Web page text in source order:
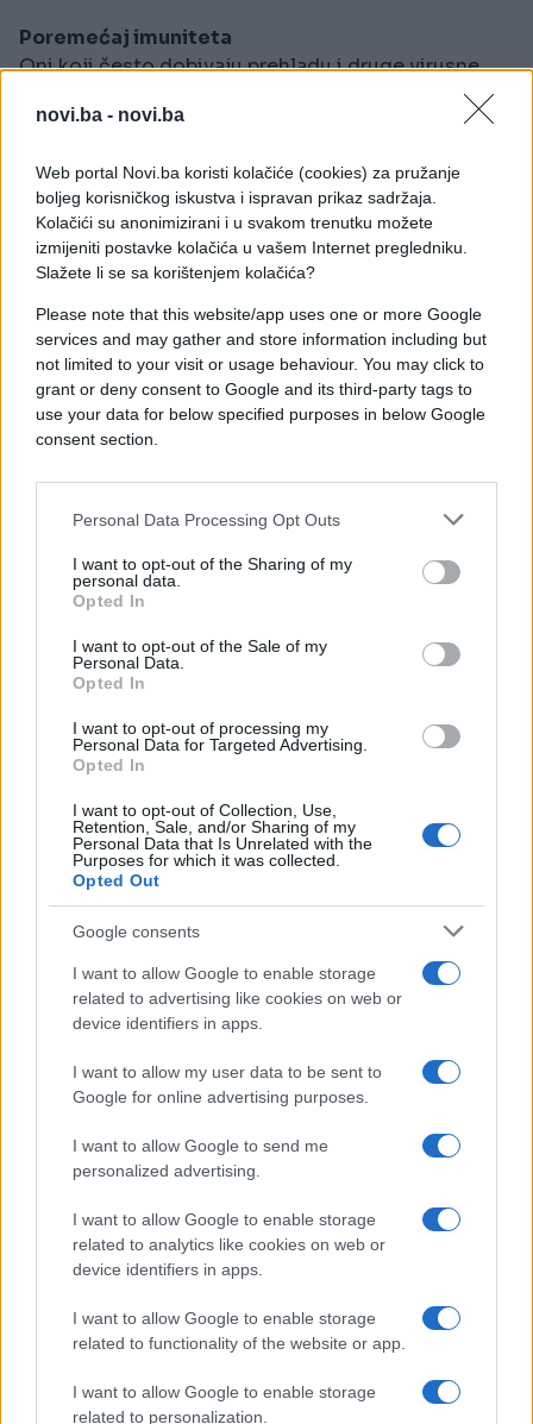
novi.ba - novi.ba
Web portal Novi.ba koristi kolačiće (cookies) za pružanje
boljeg korisničkog iskustva i ispravan prikaz sadržaja.
Kolačići su anonimizirani i u svakom trenutku možete
izmijeniti postavke kolačića u vašem Internet pregledniku.
Slažete li se sa korištenjem kolačića?
Please note that this website/app uses one or more Google
services and may gather and store information including but
not limited to your visit or usage behaviour. You may click to
grant or deny consent to Google and its third-party tags to
use your data for below specified purposes in below Google
consent section.
Personal Data Processing Opt Outs
I want to opt-out of the Sharing of my
personal data.
Opted In
I want to opt-out of the Sale of my
Personal Data.
Opted In
I want to opt-out of processing my
Personal Data for Targeted Advertising.
Opted In
I want to opt-out of Collection, Use,
Retention, Sale, and/or Sharing of my
Personal Data that Is Unrelated with the
Purposes for which it was collected.
Opted Out
Google consents
I want to allow Google to enable storage
related to advertising like cookies on web or
device identifiers in apps.
I want to allow my user data to be sent to
Google for online advertising purposes.
I want to allow Google to send me
personalized advertising.
I want to allow Google to enable storage
related to analytics like cookies on web or
device identifiers in apps.
I want to allow Google to enable storage
related to functionality of the website or app.
I want to allow Google to enable storage
related to personalization.
Poremećaj imuniteta
Oni koji često dobivaju prehladu i druge virusne
nedostatak vitamina C. Ali malo njih zna da jetra
sustava. Naime, što je zdravija jetra, to se bolje bori
protiv virusa i bakterija.
Apneja
Apneja je poremećaj spavanja kada se zaustavlja ili
nakratko prekine disanje na dulje od 10 sekundi. U
teškim slučajevima, dišni put može biti blokiran i na
dvije ili tri minute, a ova kratka razdoblja zajedno
čine više od polovine ukupnog vremena za
spavanje. Jedan od najčešćih simptoma apneje je
apneje, bolje je napraviti provjeru jetre jer postoji
šansa da ne funkcionira normalno.
Popravite funkciju jetre
Prva stvar koju biste trebali pokušati je usvajanje
morate mučiti na dijetama. Samo pokušajte slijediti
ova jednostavna pravila:
Smanjite unos fruktoze na 20 g dnevno.
Izbjegavajte gazirane napitke.
Vaša prehrana treba uključivati više životinjskih i
biljnih namirnica, koje pružaju mnoge esencijalne
Povećajte količinu zelenog lisnatog povrća koje
konzumirate.
Smanjite ili potpuno izbacite alkoholna pića.
Ne zaboravite na ove velike izvore sumpora: jaja,
češnjak i luk.
#rad #simptomi #jetra
#PORE3MEČAJI